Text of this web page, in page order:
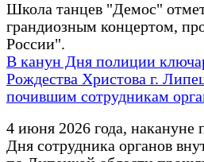
Школа танцев "Демос"
грандиозным концертом,
России".
В канун Дня полиции
Рождества Христова г.
почившим сотрудникам
4 июня 2026 года, накануне
Дня сотрудника органов